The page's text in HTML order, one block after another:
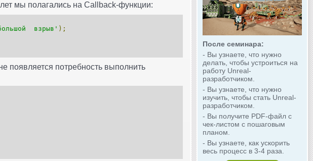
После семинара:
- Вы узнаете, что нужно
делать, чтобы устроиться на
работу Unreal-
разработчиком.
- Вы узнаете, что нужно
изучить, чтобы стать Unreal-
разработчиком.
- Вы получите PDF-файл с
чек-листом с пошаговым
планом.
- Вы узнаете, как ускорить
весь процесс в 3-4 раза.
мы полагались на Callback-функции:
взрыв' );
появляется потребность выполнить